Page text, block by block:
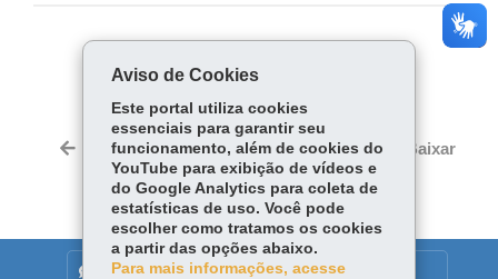
Twitter
Voltar Início Imprimir Baixar
DENUNCIE CORRUPÇÃO
Aviso de Cookies
Este portal utiliza cookies
essenciais para garantir seu
funcionamento, além de cookies do
YouTube para exibição de vídeos e
do Google Analytics para coleta de
estatísticas de uso. Você pode
escolher como tratamos os cookies
a partir das opções abaixo.
Para mais informações, acesse